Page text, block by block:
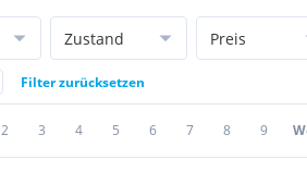
Zustand Preis
Filter zurücksetzen
2 3 4 5 6 7 8 9